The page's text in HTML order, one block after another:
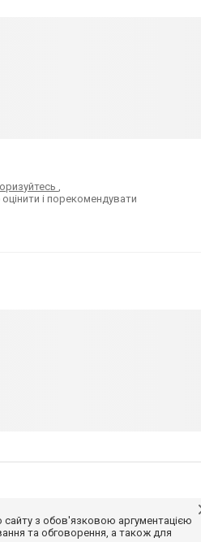
,
і порекомендувати
сайту з обов'язковою аргументацією
та обговорення, а також для